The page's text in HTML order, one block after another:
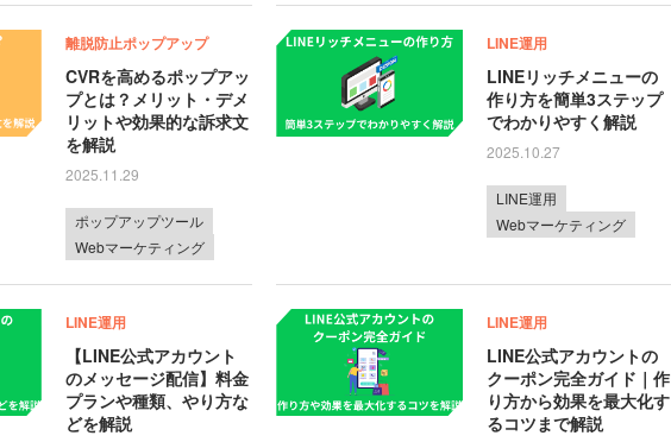
離脱防止ポップアップ
CVRを高めるポップアッ
プとは？メリット・デメ
リットや効果的な訴求文
を解説
2025.11.29
ポップアップツール
Webマーケティング
LINE運用
LINEリッチメニューの
作り方を簡単3ステップ
でわかりやすく解説
2025.10.27
LINE運用
Webマーケティング
LINE運用
【LINE公式アカウント
のメッセージ配信】料金
プランや種類、やり方な
どを解説
LINE運用
LINE公式アカウントの
クーポン完全ガイド｜作
り方から効果を最大化す
るコツまで解説